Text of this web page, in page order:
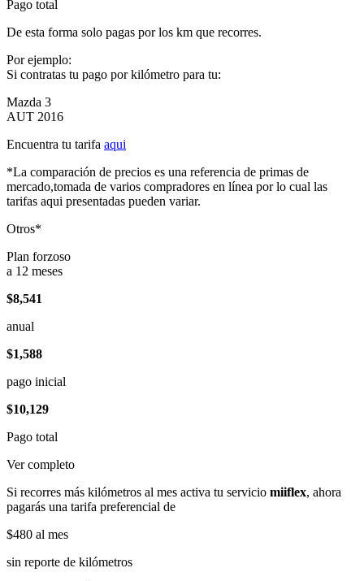
Pago total
De esta forma solo pagas por los km que recorres.
Por ejemplo:
Si contratas tu pago por kilómetro para tu:
Mazda 3
AUT 2016
Encuentra tu tarifa aqui
*La comparación de precios es una referencia de primas de
mercado,tomada de varios compradores en línea por lo cual las
tarifas aqui presentadas pueden variar.
Otros*
Plan forzoso
a 12 meses
$8,541
anual
$1,588
pago inicial
$10,129
Pago total
Ver completo
Si recorres más kilómetros al mes activa tu servicio miiflex, ahora
pagarás una tarifa preferencial de
$480 al mes
sin reporte de kilómetros